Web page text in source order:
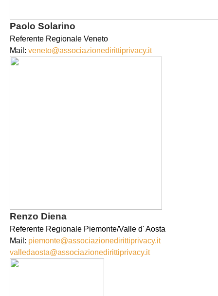
Paolo Solarino
Referente Regionale Veneto
Mail: veneto@associazionedirittiprivacy.it
Renzo Diena
Referente Regionale Piemonte/Valle d' Aosta
Mail: piemonte@associazionedirittiprivacy.it
valledaosta@associazionedirittiprivacy.it